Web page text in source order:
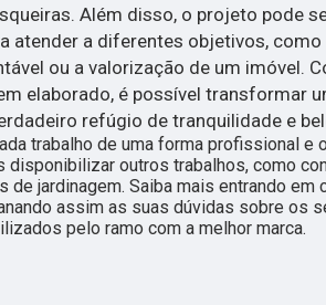
Além disso, o projeto pode
atender a diferentes objetivos,
ou a valorização de um imóvel.
elaborado, é possível transformar
refúgio de tranquilidade e
trabalho de uma forma profissional e
disponibilizar outros trabalhos, como
de jardinagem. Saiba mais entrando em
assim as suas dúvidas sobre os
pelo ramo com a melhor marca.